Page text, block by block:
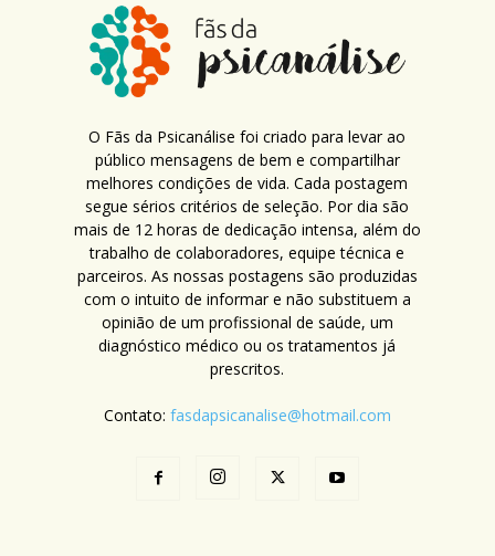
O Fãs da Psicanálise foi criado para levar ao
público mensagens de bem e compartilhar
melhores condições de vida. Cada postagem
segue sérios critérios de seleção. Por dia são
mais de 12 horas de dedicação intensa, além do
trabalho de colaboradores, equipe técnica e
parceiros. As nossas postagens são produzidas
com o intuito de informar e não substituem a
opinião de um profissional de saúde, um
diagnóstico médico ou os tratamentos já
prescritos.
Contato: fasdapsicanalise@hotmail.com